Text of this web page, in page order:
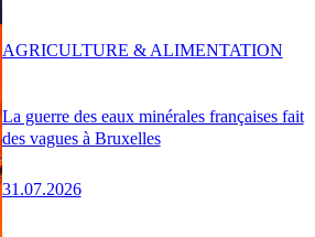
La guerre des eaux minérales françaises fait
des vagues à Bruxelles
31.07.2026
AGRICULTURE & ALIMENTATION